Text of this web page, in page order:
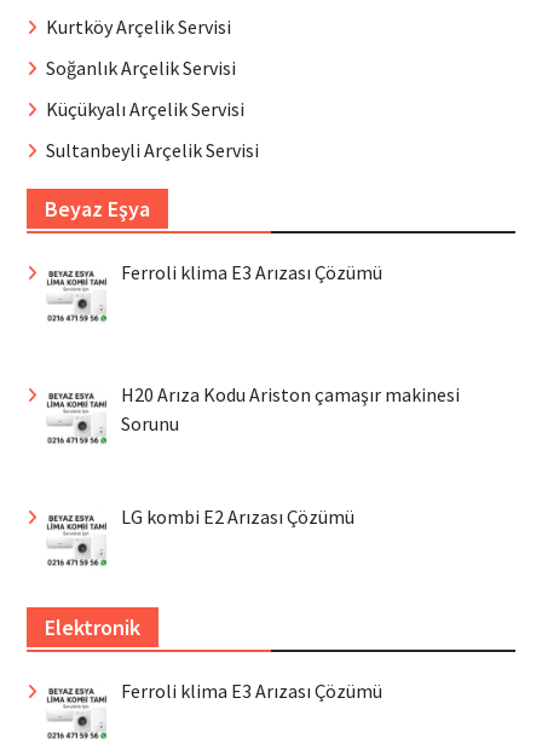
Kurtköy Arçelik Servisi
Soğanlık Arçelik Servisi
Küçükyalı Arçelik Servisi
Sultanbeyli Arçelik Servisi
Beyaz Eşya
Ferroli klima E3 Arızası Çözümü
H20 Arıza Kodu Ariston çamaşır makinesi
Sorunu
LG kombi E2 Arızası Çözümü
Elektronik
Ferroli klima E3 Arızası Çözümü